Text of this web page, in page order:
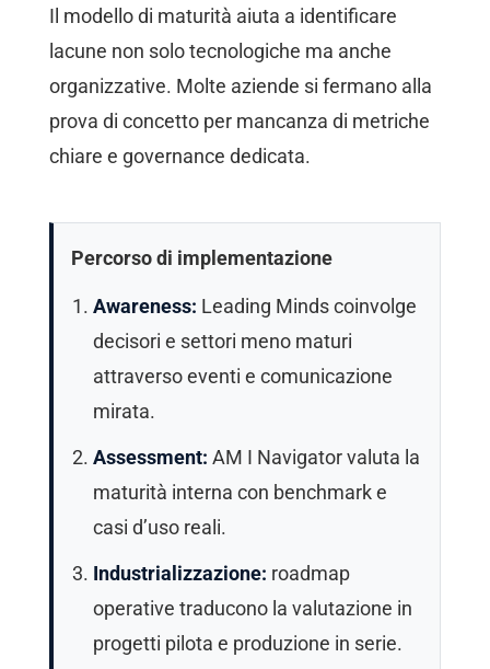
Il modello di maturità aiuta a identificare
lacune non solo tecnologiche ma anche
organizzative. Molte aziende si fermano alla
prova di concetto per mancanza di metriche
chiare e governance dedicata.
Percorso di implementazione
Awareness: Leading Minds coinvolge
decisori e settori meno maturi
attraverso eventi e comunicazione
mirata.
Assessment: AM I Navigator valuta la
maturità interna con benchmark e
casi d’uso reali.
Industrializzazione: roadmap
operative traducono la valutazione in
progetti pilota e produzione in serie.